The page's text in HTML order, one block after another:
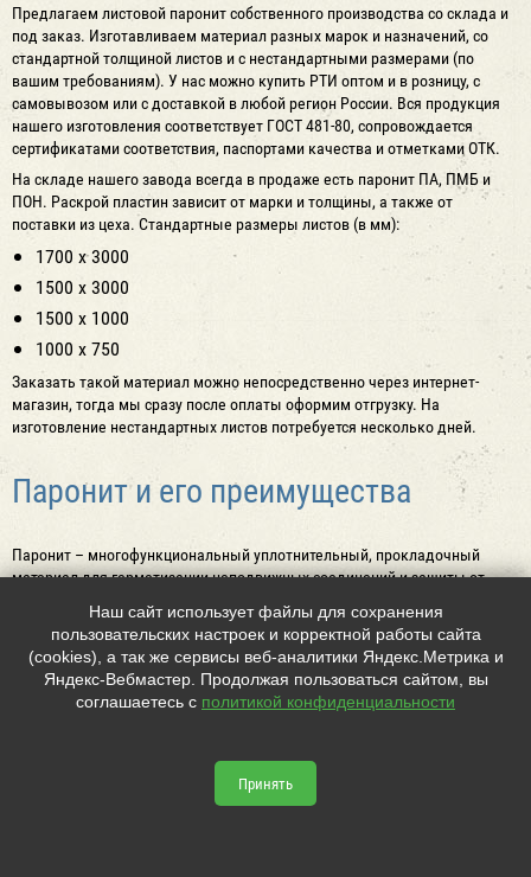
Предлагаем листовой паронит собственного производства со склада и
под заказ. Изготавливаем материал разных марок и назначений, со
стандартной толщиной листов и с нестандартными размерами (по
вашим требованиям). У нас можно купить РТИ оптом и в розницу, с
самовывозом или с доставкой в любой регион России. Вся продукция
нашего изготовления соответствует ГОСТ 481-80, сопровождается
сертификатами соответствия, паспортами качества и отметками ОТК.
На складе нашего завода всегда в продаже есть паронит ПА, ПМБ и
ПОН. Раскрой пластин зависит от марки и толщины, а также от
поставки из цеха. Стандартные размеры листов (в мм):
1700 х 3000
1500 х 3000
1500 х 1000
1000 х 750
Заказать такой материал можно непосредственно через интернет-
магазин, тогда мы сразу после оплаты оформим отгрузку. На
изготовление нестандартных листов потребуется несколько дней.
Паронит и его преимущества
Паронит – многофункциональный уплотнительный, прокладочный
материал для герметизации неподвижных соединений и защиты от
Высокая прочность, эластичность и упругость. Материал
хорошо держит форму и при этом заполняет все пазы,
щели, пустоты в уплотняемом соединении.
Температурная стойкость (эксплуатация в диапазоне
перепадам температуры.
Химическая стойкость (применяется с агрессивными
Наш сайт использует файлы для сохранения
пользовательских настроек и корректной работы сайта
(cookies), а так же сервисы веб-аналитики Яндекс.Метрика и
Яндекс-Вебмастер. Продолжая пользоваться сайтом, вы
соглашаетесь с политикой конфиденциальности
Принять